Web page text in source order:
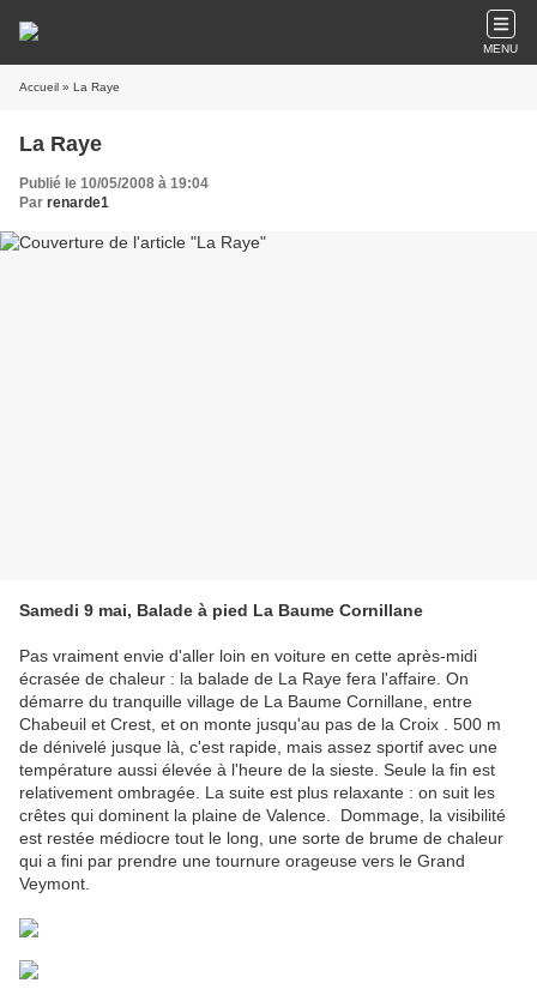
MENU
Accueil » La Raye
La Raye
Publié le 10/05/2008 à 19:04
Par renarde1
Samedi 9 mai, Balade à pied La Baume Cornillane
Pas vraiment envie d'aller loin en voiture en cette après-midi
écrasée de chaleur : la balade de La Raye fera l'affaire. On
démarre du tranquille village de La Baume Cornillane, entre
Chabeuil et Crest, et on monte jusqu'au pas de la Croix . 500 m
de dénivelé jusque là, c'est rapide, mais assez sportif avec une
température aussi élevée à l'heure de la sieste. Seule la fin est
relativement ombragée. La suite est plus relaxante : on suit les
crêtes qui dominent la plaine de Valence. Dommage, la visibilité
est restée médiocre tout le long, une sorte de brume de chaleur
qui a fini par prendre une tournure orageuse vers le Grand
Veymont.